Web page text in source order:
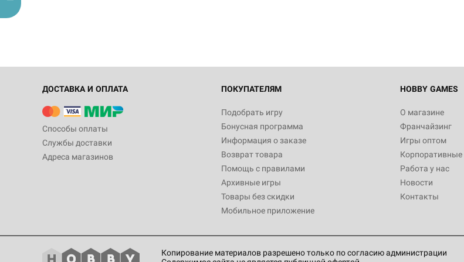
ДОСТАВКА И ОПЛАТА
Способы оплаты
Службы доставки
Адреса магазинов
ПОКУПАТЕЛЯМ
Подобрать игру
Бонусная программа
Информация о заказе
Возврат товара
Помощь с правилами
Архивные игры
Товары без скидки
Мобильное приложение
HOBBY GAMES
О магазине
Франчайзинг
Игры оптом
Корпоративные
Работа у нас
Новости
Контакты
Копирование материалов разрешено только по согласию администрации
империи:
799
Настольная
империи.
Рубеж
12 990
Долгорукий"